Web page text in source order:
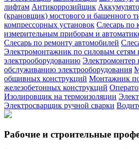
лифтам Антикоррозийщик
(крановщик) мостового и башенного
компрессорных установок Слесарь по
измерительным приборам и
Слесарь по ремонту автомобилей
Электромонтажник по силовым сетям
электрооборудованию Электромонтер
обслуживанию электрооборудования
обшивных конструкций Монтажник
железобетонных конструкций
Изолировщик на термоизоляции
Электросварщик ручной сварки
Рабочие и строительные